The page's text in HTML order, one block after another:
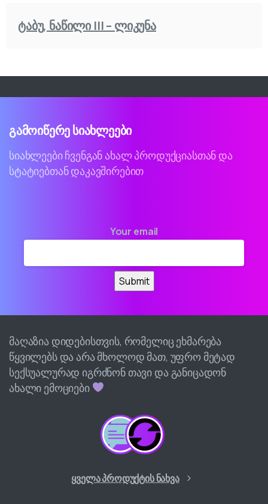
ტაბუ, ნაწილი III – ლიკუნა
გამოიწერესიახლეები
სიახლეები ჩვენგან ახალ პროდუქციასთან და
სტატიებთან დაკავშირებით
Your email
მაღაზია დიდებისთვის, რომელიც ეხმარება
წყვილებს და არა მხოლოდ მათ, უფრო მეტად
სექსუალურად იგრძნონ თავი და განიცადონ
ახალი ემოციები
ყველა პროდუქტის ნახვა